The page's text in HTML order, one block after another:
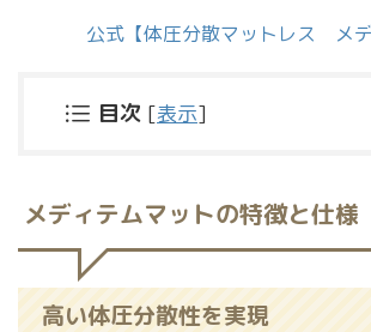
公式【体圧分散マットレス メデ
目次 [表示]
メディテムマットの特徴と仕様
高い体圧分散性を実現